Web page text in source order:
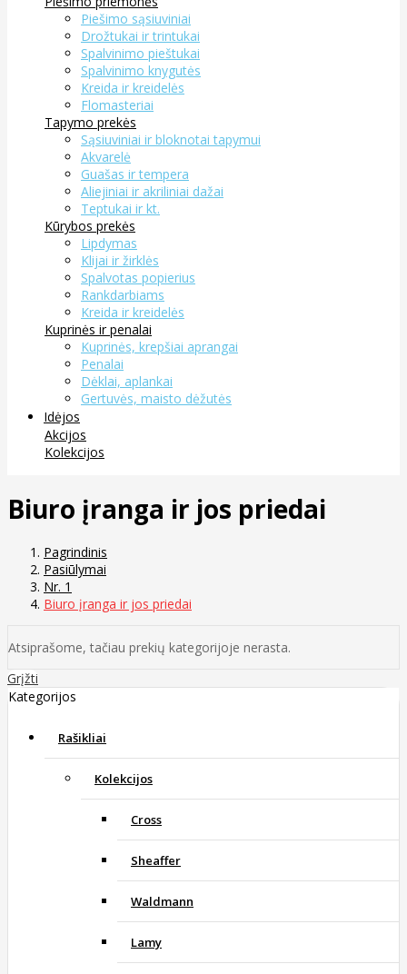
Piešimo sąsiuviniai
Drožtukai ir trintukai
Spalvinimo pieštukai
Spalvinimo knygutės
Kreida ir kreidelės
Flomasteriai
Tapymo prekės
Sąsiuviniai ir bloknotai tapymui
Akvarelė
Guašas ir tempera
Aliejiniai ir akriliniai dažai
Teptukai ir kt.
Kūrybos prekės
Lipdymas
Klijai ir žirklės
Spalvotas popierius
Rankdarbiams
Kreida ir kreidelės
Kuprinės ir penalai
Kuprinės, krepšiai aprangai
Penalai
Dėklai, aplankai
Gertuvės, maisto dėžutės
Idėjos
Akcijos
Kolekcijos
Biuro įranga ir jos priedai
Pagrindinis
Pasiūlymai
Nr. 1
Biuro įranga ir jos priedai
Atsiprašome, tačiau prekių kategorijoje nerasta.
Grįžti
Kategorijos
Rašikliai
Kolekcijos
Cross
Sheaffer
Waldmann
Lamy